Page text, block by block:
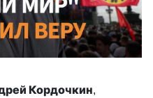
Кордочкин,